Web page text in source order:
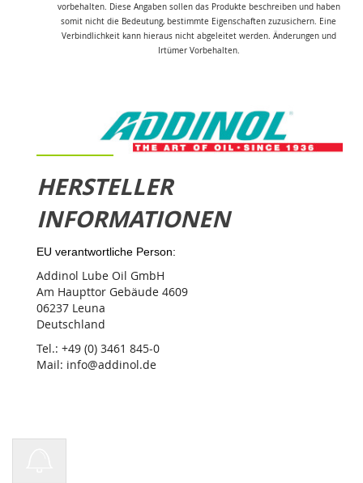
vorbehalten. Diese Angaben sollen das Produkte beschreiben und haben
somit nicht die Bedeutung, bestimmte Eigenschaften zuzusichern. Eine
Verbindlichkeit kann hieraus nicht abgeleitet werden. Änderungen und
Irtümer Vorbehalten.
HERSTELLER
INFORMATIONEN
EU verantwortliche Person:
Addinol Lube Oil GmbH
Am Haupttor Gebäude 4609
06237 Leuna
Deutschland
Tel.: +49 (0) 3461 845-0
Mail: info@addinol.de